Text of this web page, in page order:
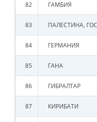
82 ГАМБИЯ
83 ПАЛЕСТИНА,
84 ГЕРМАНИЯ
85 ГАНА
86 ГИБРАЛТАР
87 КИРИБАТИ